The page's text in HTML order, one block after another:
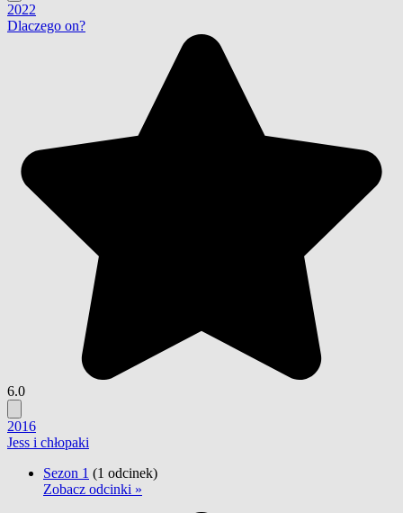
2022
Dlaczego on?
6.0
2016
Jess i chłopaki
Sezon 1 (1 odcinek)
Zobacz odcinki »